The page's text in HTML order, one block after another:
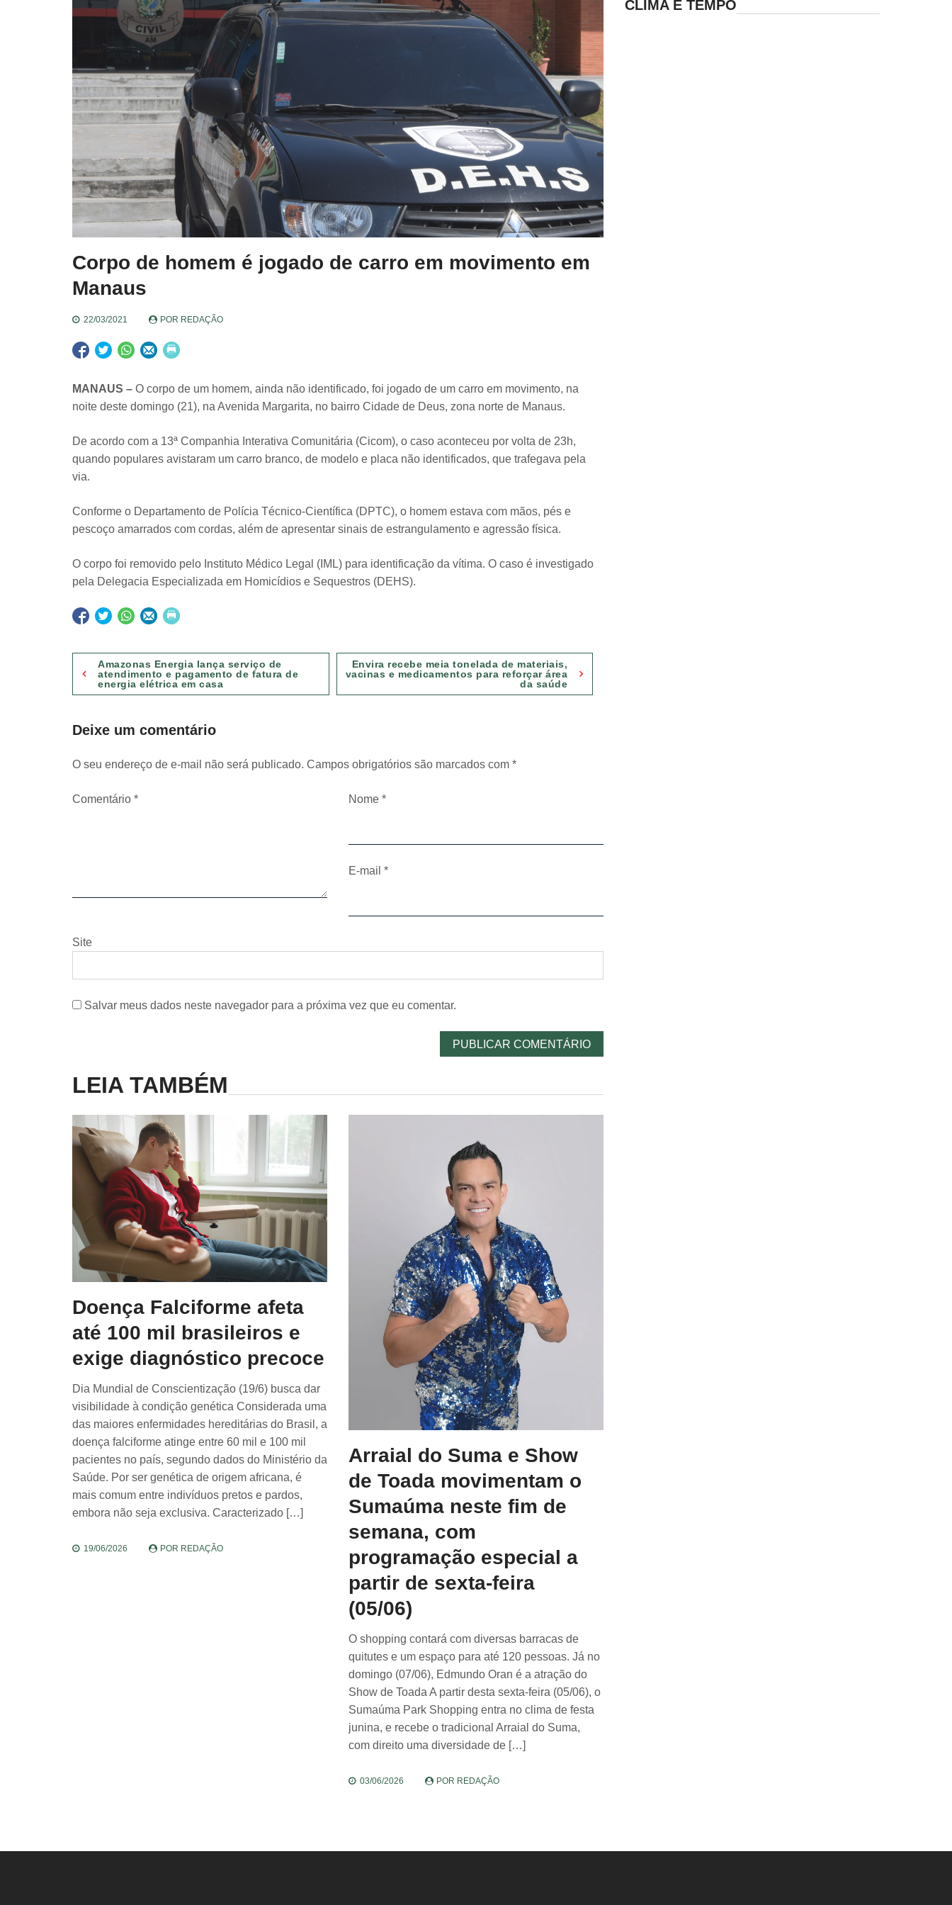
Corpo de homem é jogado de carro em movimento em
Manaus
22/03/2021 POR REDAÇÃO
MANAUS – O corpo de um homem, ainda não identificado, foi jogado de um carro em movimento, na
noite deste domingo (21), na Avenida Margarita, no bairro Cidade de Deus, zona norte de Manaus.
De acordo com a 13ª Companhia Interativa Comunitária (Cicom), o caso aconteceu por volta de 23h,
quando populares avistaram um carro branco, de modelo e placa não identificados, que trafegava pela
via.
Conforme o Departamento de Polícia Técnico-Científica (DPTC), o homem estava com mãos, pés e
pescoço amarrados com cordas, além de apresentar sinais de estrangulamento e agressão física.
O corpo foi removido pelo Instituto Médico Legal (IML) para identificação da vítima. O caso é investigado
pela Delegacia Especializada em Homicídios e Sequestros (DEHS).
Navegação
de
Amazonas Energia lança serviço de
atendimento e pagamento de fatura de
energia elétrica em casa
Envira recebe meia tonelada de materiais,
vacinas e medicamentos para reforçar área
da saúde
Deixe um comentário
O seu endereço de e-mail não será publicado. Campos obrigatórios são marcados com *
Comentário * Nome*
E-mail*
Site
Salvar meus dados neste navegador para a próxima vez que eu comentar.
LEIA TAMBÉM
Doença Falciforme afeta
até 100 mil brasileiros e
exige diagnóstico precoce
Dia Mundial de Conscientização (19/6) busca dar
visibilidade à condição genética Considerada uma
das maiores enfermidades hereditárias do Brasil, a
doença falciforme atinge entre 60 mil e 100 mil
pacientes no país, segundo dados do Ministério da
Saúde. Por ser genética de origem africana, é
mais comum entre indivíduos pretos e pardos,
embora não seja exclusiva. Caracterizado […]
19/06/2026 POR REDAÇÃO
Arraial do Suma e Show
de Toada movimentam o
Sumaúma neste fim de
semana, com
programação especial a
partir de sexta-feira
(05/06)
O shopping contará com diversas barracas de
quitutes e um espaço para até 120 pessoas. Já no
domingo (07/06), Edmundo Oran é a atração do
Show de Toada A partir desta sexta-feira (05/06), o
Sumaúma Park Shopping entra no clima de festa
junina, e recebe o tradicional Arraial do Suma,
com direito uma diversidade de […]
03/06/2026 POR REDAÇÃO
CLIMA E TEMPO